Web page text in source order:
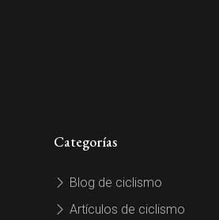
Categorías
Blog de ciclismo
Artículos de ciclismo